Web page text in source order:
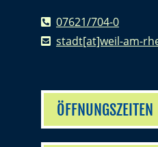
07621/704-0
stadt[at]weil-am-
ÖFFNUNGSZEITEN